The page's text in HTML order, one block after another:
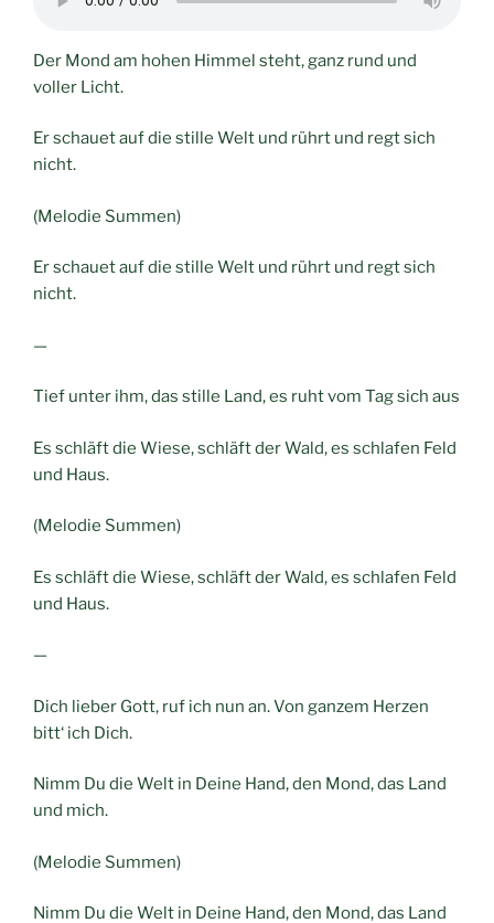
Der Mond am hohen Himmel steht, ganz rund und
voller Licht.
Er schauet auf die stille Welt und rührt und regt sich
nicht.
(Melodie Summen)
Er schauet auf die stille Welt und rührt und regt sich
nicht.
—
Tief unter ihm, das stille Land, es ruht vom Tag sich aus
Es schläft die Wiese, schläft der Wald, es schlafen Feld
und Haus.
(Melodie Summen)
Es schläft die Wiese, schläft der Wald, es schlafen Feld
und Haus.
—
Dich lieber Gott, ruf ich nun an. Von ganzem Herzen
bitt‘ ich Dich.
Nimm Du die Welt in Deine Hand, den Mond, das Land
und mich.
(Melodie Summen)
Nimm Du die Welt in Deine Hand, den Mond, das Land